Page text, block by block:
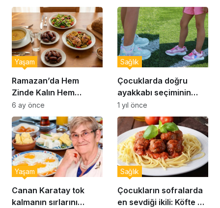
Ramazan’da Hem
Zinde Kalın Hem
Susamayın: İftar ve
Sahur İçin Altın Kurallar
Yaşam
6 ay önce
Çocuklarda doğru
ayakkabı seçiminin
önemi… Uzmanlar
uyardı: Doğru ayakkabı
seçimi nasıl yapılır?
Sağlık
1 yıl önce
Canan Karatay tok
kalmanın sırlarını
Yaşam
Çocukların sofralarda
en sevdiği ikili: Köfte ve
Sağlık